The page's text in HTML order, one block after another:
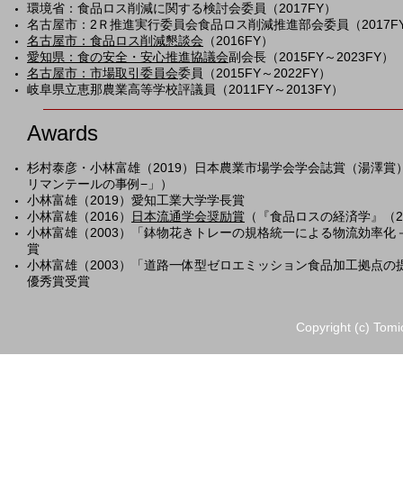
環境省：食品ロス削減に関する検討会委員（2017FY）
名古屋市：2Ｒ推進実行委員会食品ロス削減推進部会委員（
名古屋市：食品ロス削減懇談会 （2016FY）
愛知県：食の安全・安心推進協議会副会長（2015FY～2023FY）
名古屋市：市場取引委員会委員（2015FY～2022FY）
岐阜県立恵那農業高等学校評議員（2011FY～2013FY）
Awards
杉村泰彦・小林富雄（2019）日本農業市場学会学会誌賞（湯澤
リマンテールの事例−」）
小林富雄（2019）愛知工業大学学長賞
小林富雄（2016）
日本流通学会奨励賞 （『食品ロスの経済学』（
小林富雄（2003）「鉢物花きトレーの規格統一による物流効率
賞
小林富雄（2003）「道路一体型ゼロエミッション食品加工拠点
優秀賞受賞
Copyright (c)